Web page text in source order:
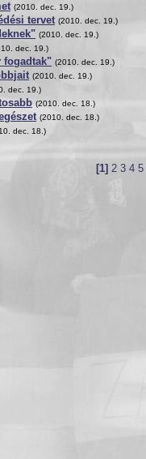
(2010. dec. 19.)
tervet (2010. dec. 19.)
(2010. dec. 19.)
dec. 19.)
fogadtak" (2010. dec. 19.)
(2010. dec. 19.)
dec. 19.)
(2010. dec. 18.)
(2010. dec. 18.)
dec. 18.)
[1] 2 3 4 5